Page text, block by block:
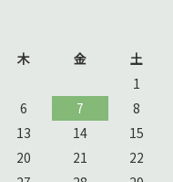
木 金
土
1
6 7
8
13 14
15
20 21
22